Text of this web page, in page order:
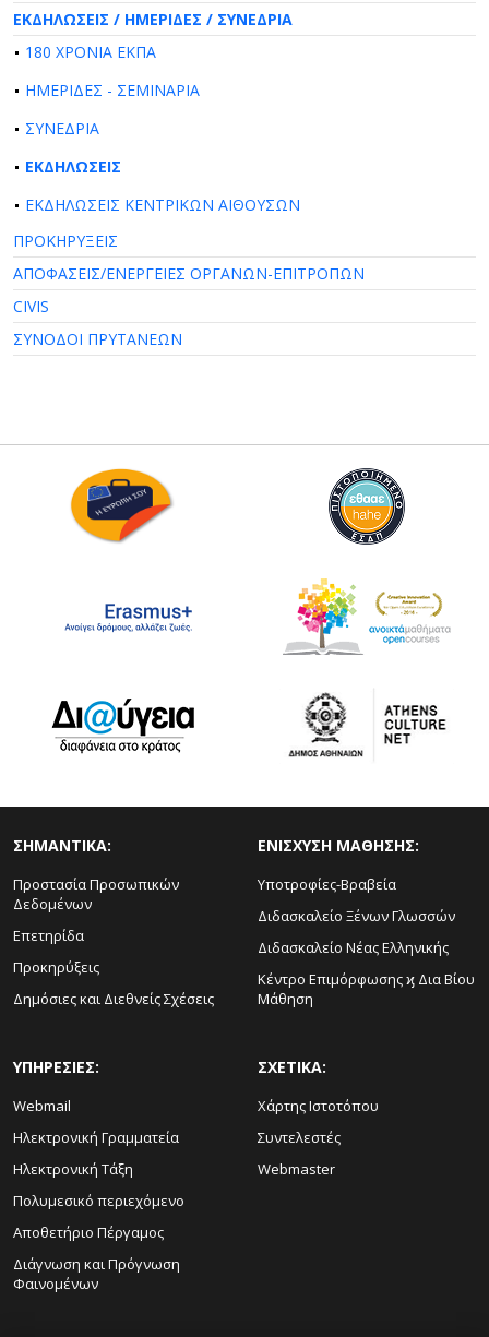
ΕΚΔΗΛΩΣΕΙΣ / ΗΜΕΡΙΔΕΣ / ΣΥΝΕΔΡΙΑ
180 ΧΡΟΝΙΑ ΕΚΠΑ
ΗΜΕΡΙΔΕΣ - ΣΕΜΙΝΑΡΙΑ
ΣΥΝΕΔΡΙΑ
ΕΚΔΗΛΩΣΕΙΣ
ΕΚΔΗΛΩΣΕΙΣ ΚΕΝΤΡΙΚΩΝ ΑΙΘΟΥΣΩΝ
ΠΡΟΚΗΡΥΞΕΙΣ
ΑΠΟΦΑΣΕΙΣ/ΕΝΕΡΓΕΙΕΣ ΟΡΓΑΝΩΝ-ΕΠΙΤΡΟΠΩΝ
CIVIS
ΣΥΝΟΔΟΙ ΠΡΥΤΑΝΕΩΝ
ΣΗΜΑΝΤΙΚΑ:
Προστασία Προσωπικών
Δεδομένων
Επετηρίδα
Προκηρύξεις
Δημόσιες και Διεθνείς Σχέσεις
ΕΝΙΣΧΥΣΗ ΜΑΘΗΣΗΣ:
Υποτροφίες-Βραβεία
Διδασκαλείο Ξένων Γλωσσών
Διδασκαλείο Νέας Ελληνικής
Κέντρο Επιμόρφωσης ϗ Δια Βίου
Μάθηση
ΥΠΗΡΕΣΙΕΣ:
Webmail
Ηλεκτρονική Γραμματεία
Ηλεκτρονική Τάξη
Πολυμεσικό περιεχόμενο
Αποθετήριο Πέργαμος
Διάγνωση και Πρόγνωση
Φαινομένων
ΣΧΕΤΙΚΑ:
Χάρτης Ιστοτόπου
Συντελεστές
Webmaster